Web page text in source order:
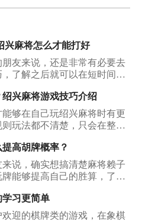
兴麻将怎么才能打好
友来说，还是非常有必要去
了解之后就可以在短时间内
，那么下面所说的这几个方
的回复。
兴麻将游戏技巧介绍
够在自己玩绍兴麻将时有更
玩法都不清楚，只会在整个
几点就能够让大家知道它的
高胡牌概率？
说，确实想搞清楚麻将赖子
能够提高自己的胜算，了解
回答大家。
习更简单
迎的棋牌类的游戏，在象棋